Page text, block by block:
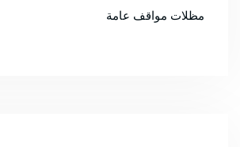
مظلات مواقف عامة